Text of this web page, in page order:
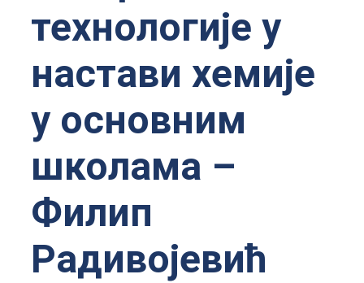
технологије у
настави хемије
у основним
школама –
Филип
Радивојевић